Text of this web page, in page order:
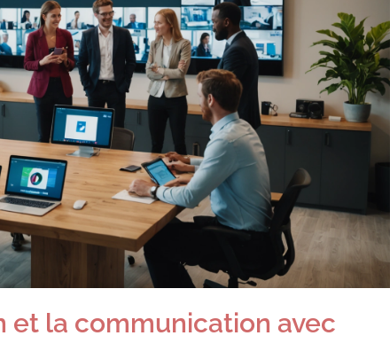
la communication avec